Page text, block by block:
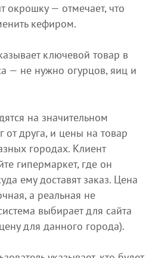
окрошку — отмечает, что
кефиром.
ключевой товар в
— не нужно огурцов, яиц и
на значительном
от друга, и цены на товар
городах. Клиент
гипермаркет, где он
ему доставят заказ. Цена
а реальная не
выбирает для сайта
для данного города).